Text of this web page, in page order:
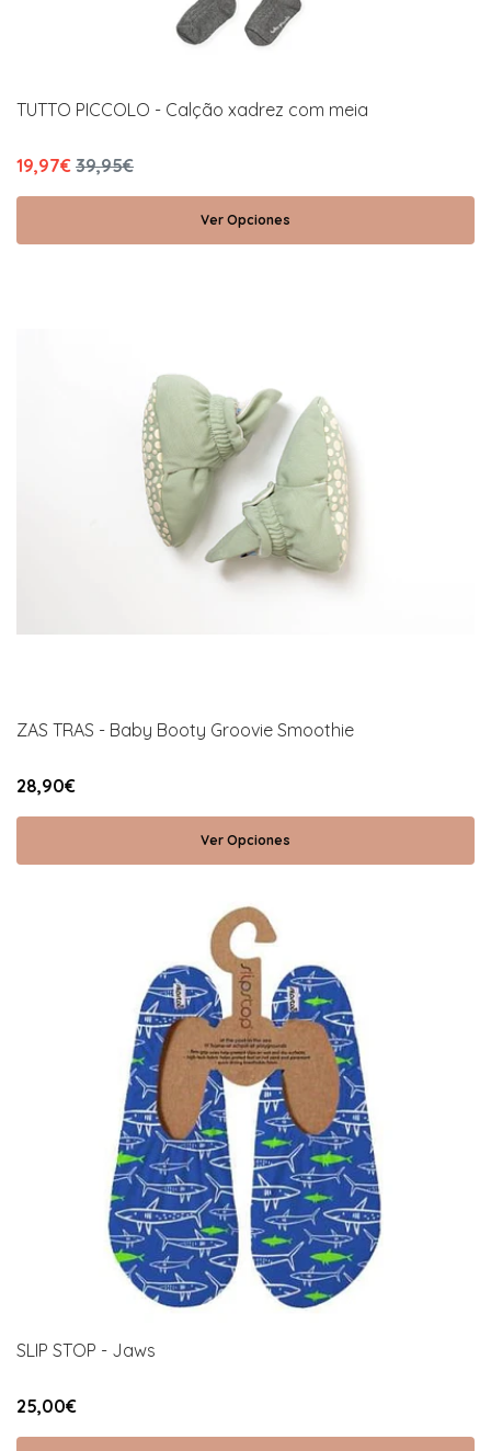
TUTTO PICCOLO - Calção xadrez com meia
19,97€ 39,95€
Ver Opciones
ZAS TRAS - Baby Booty Groovie Smoothie
28,90€
Ver Opciones
SLIP STOP - Jaws
25,00€